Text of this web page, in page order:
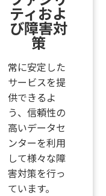
ティおよ
び障害対
策
常に安定した
サービスを提
供できるよ
う、信頼性の
高いデータセ
ンターを利用
して様々な障
害対策を行っ
ています。